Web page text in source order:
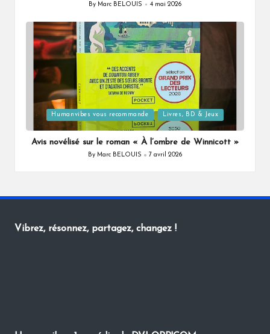
Posted
By Marc BELOUIS 4 mai 2026
Posted
in
Humanvibes vous recommande Livres, BD & Jeux
Avis novélisé sur le roman « À l’ombre de Winnicott »
Posted
By Marc BELOUIS 7 avril 2026
Vibrez, résonnez, partagez, changez !